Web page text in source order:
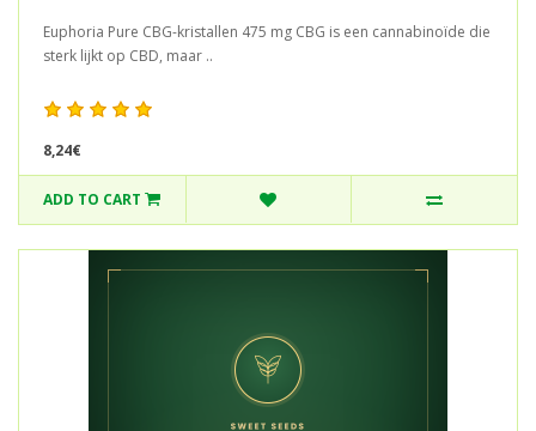
Euphoria Pure CBG-kristallen 475 mg CBG is een cannabinoïde die
sterk lijkt op CBD, maar ..
8,24€
ADD TO CART